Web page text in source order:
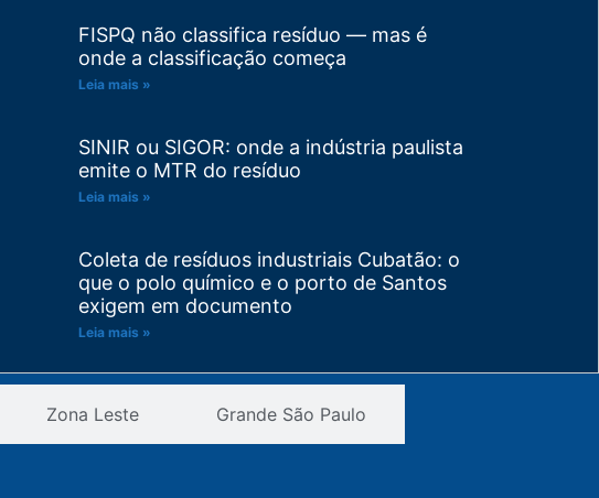
FISPQ não classifica resíduo — mas é
onde a classificação começa
Leia mais »
SINIR ou SIGOR: onde a indústria paulista
emite o MTR do resíduo
Leia mais »
Coleta de resíduos industriais Cubatão: o
que o polo químico e o porto de Santos
exigem em documento
Leia mais »
prima ou de processo? Seu plano venceu
antes do prazo
Zona Leste Grande São Paulo